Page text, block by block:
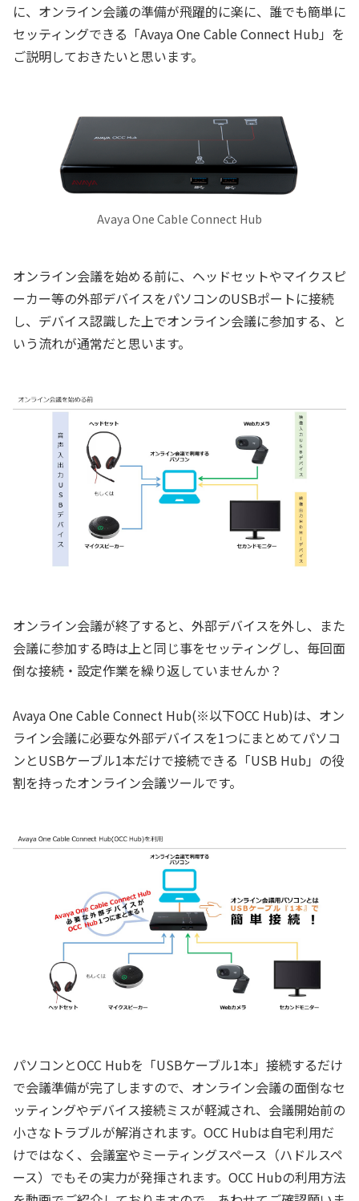
に、オンライン会議の準備が飛躍的に楽に、誰でも簡単に
セッティングできる「Avaya One Cable Connect Hub」を
ご説明しておきたいと思います。
Avaya One Cable Connect Hub
オンライン会議を始める前に、ヘッドセットやマイクスピ
ーカー等の外部デバイスをパソコンのUSBポートに接続
し、デバイス認識した上でオンライン会議に参加する、と
いう流れが通常だと思います。
オンライン会議が終了すると、外部デバイスを外し、また
会議に参加する時は上と同じ事をセッティングし、毎回面
倒な接続・設定作業を繰り返していませんか？
Avaya One Cable Connect Hub(※以下OCC Hub)は、オン
ライン会議に必要な外部デバイスを1つにまとめてパソコ
ンとUSBケーブル1本だけで接続できる「USB Hub」の役
割を持ったオンライン会議ツールです。
パソコンとOCC Hubを「USBケーブル1本」接続するだけ
で会議準備が完了しますので、オンライン会議の面倒なセ
ッティングやデバイス接続ミスが軽減され、会議開始前の
小さなトラブルが解消されます。OCC Hubは自宅利用だ
けではなく、会議室やミーティングスペース（ハドルスペ
ース）でもその実力が発揮されます。OCC Hubの利用方法